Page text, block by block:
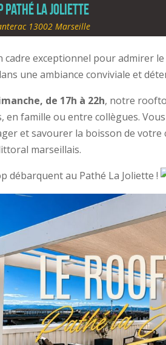
Pathé La Joliette
13002 Marseille
cadre exceptionnel pour admirer
une ambiance conviviale et
de 17h à 22h, notre
en famille ou entre collègues.
et savourer la boisson de votre
marseillais.
débarquent au Pathé La Joliette !